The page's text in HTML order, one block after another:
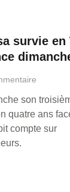
survie en
son
quatre ans
compte sur